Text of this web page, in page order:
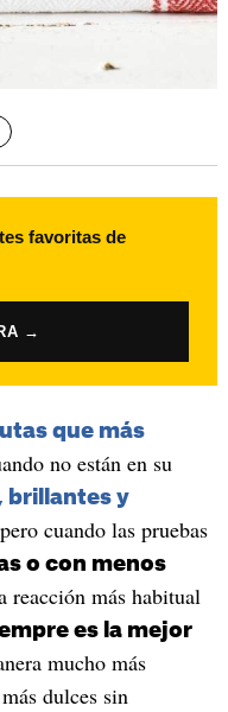
favoritas de
→
que más
no están en su
brillantes y
cuando las pruebas
o con menos
reacción más habitual
es la mejor
mucho más
dulces sin